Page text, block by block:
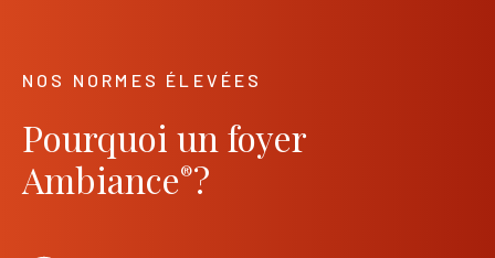
NOS NORMES ÉLEVÉES
Pourquoi un foyer
Ambiance®?